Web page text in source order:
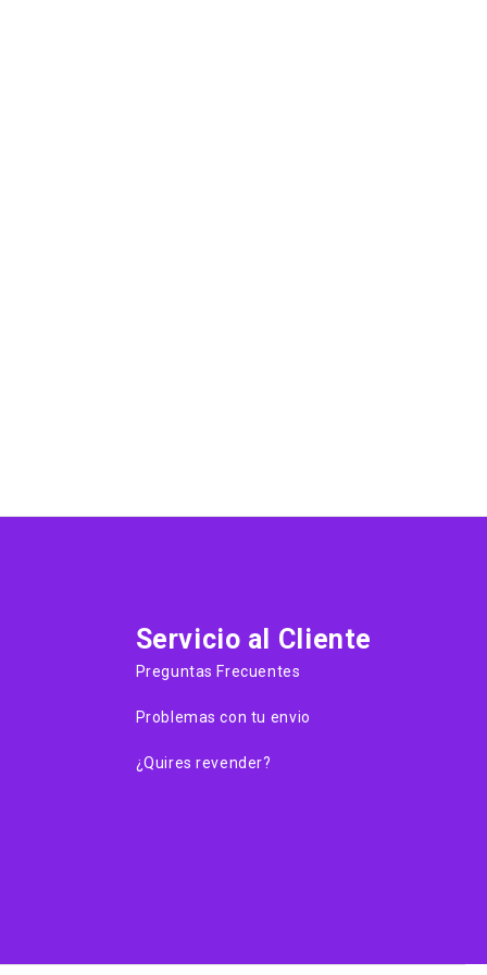
Servicio al Cliente
Preguntas Frecuentes
Problemas con tu envio
¿Quires revender?